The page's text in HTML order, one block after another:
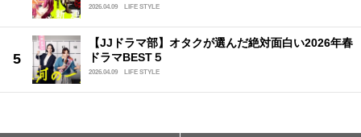
2026.04.09 LIFE STYLE
【JJドラマ部】オタクが選んだ絶対面白い2026年春
ドラマBEST５
2026.04.09 LIFE STYLE